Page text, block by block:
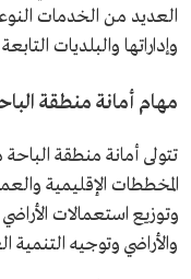
العديد من الخدمات
وإداراتها والبلديات
مهام أمانة منطقة
تتولى أمانة منطقة
المخططات الإقليمية
وتوزيع استعمالات
والأراضي وتوجيه التنمية